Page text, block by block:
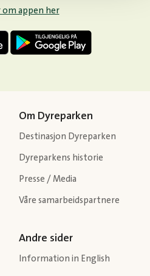
om appen her
Om Dyreparken
Destinasjon Dyreparken
Dyreparkens historie
Presse / Media
Våre samarbeidspartnere
Andre sider
Information in English